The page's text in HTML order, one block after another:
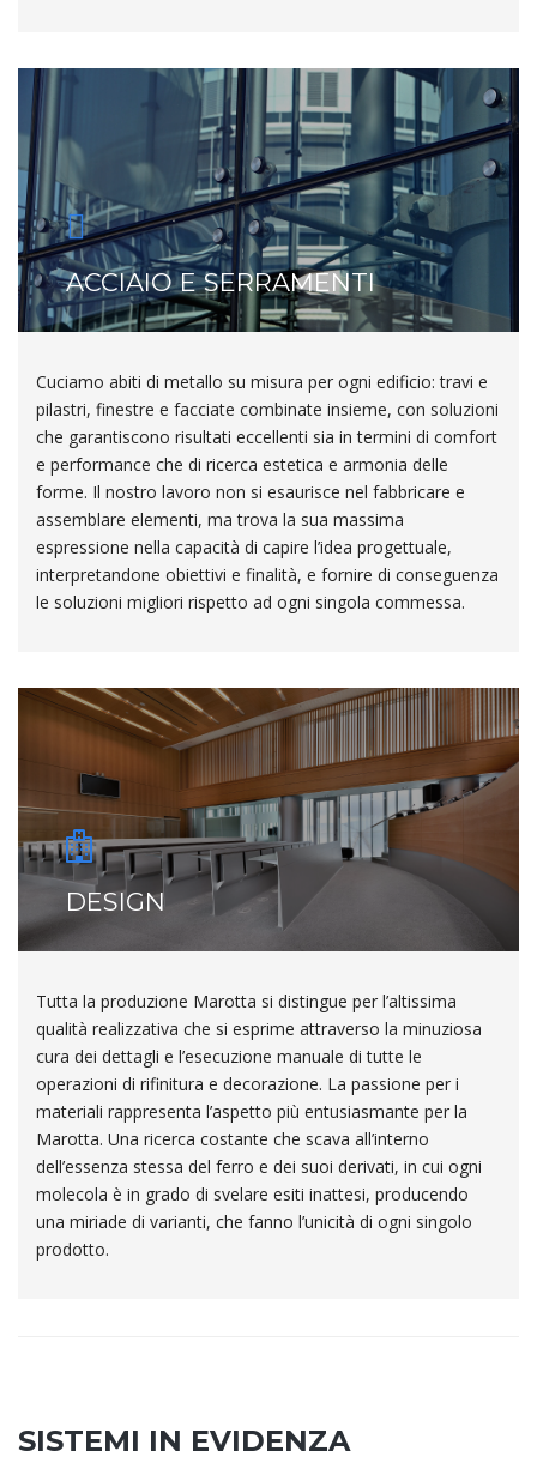
ACCIAIO E SERRAMENTI
Cuciamo abiti di metallo su misura per ogni edificio: travi e
pilastri, finestre e facciate combinate insieme, con soluzioni
che garantiscono risultati eccellenti sia in termini di comfort
e performance che di ricerca estetica e armonia delle
forme. Il nostro lavoro non si esaurisce nel fabbricare e
assemblare elementi, ma trova la sua massima
espressione nella capacità di capire l’idea progettuale,
interpretandone obiettivi e finalità, e fornire di conseguenza
le soluzioni migliori rispetto ad ogni singola commessa.
DESIGN
Tutta la produzione Marotta si distingue per l’altissima
qualità realizzativa che si esprime attraverso la minuziosa
cura dei dettagli e l’esecuzione manuale di tutte le
operazioni di rifinitura e decorazione. La passione per i
materiali rappresenta l’aspetto più entusiasmante per la
Marotta. Una ricerca costante che scava all’interno
dell’essenza stessa del ferro e dei suoi derivati, in cui ogni
molecola è in grado di svelare esiti inattesi, producendo
una miriade di varianti, che fanno l’unicità di ogni singolo
prodotto.
SISTEMI IN EVIDENZA